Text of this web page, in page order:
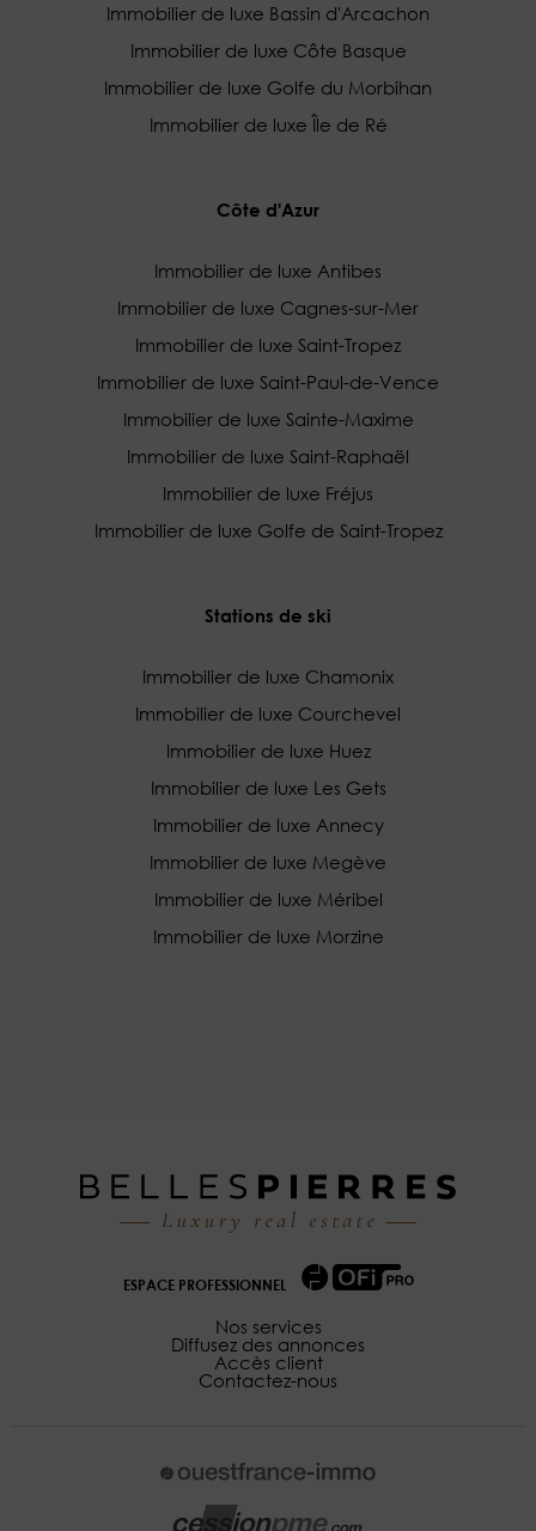
Immobilier de luxe Bassin d'Arcachon
Immobilier de luxe Côte Basque
Immobilier de luxe Golfe du Morbihan
Immobilier de luxe Île de Ré
Côte d'Azur
Immobilier de luxe Antibes
Immobilier de luxe Cagnes-sur-Mer
Immobilier de luxe Saint-Tropez
Immobilier de luxe Saint-Paul-de-Vence
Immobilier de luxe Sainte-Maxime
Immobilier de luxe Saint-Raphaël
Immobilier de luxe Fréjus
Immobilier de luxe Golfe de Saint-Tropez
Stations de ski
Immobilier de luxe Chamonix
Immobilier de luxe Courchevel
Immobilier de luxe Huez
Immobilier de luxe Les Gets
Immobilier de luxe Annecy
Immobilier de luxe Megève
Immobilier de luxe Méribel
Immobilier de luxe Morzine
ESPACE PROFESSIONNEL
Nos services
Diffusez des annonces
Accès client
Contactez-nous